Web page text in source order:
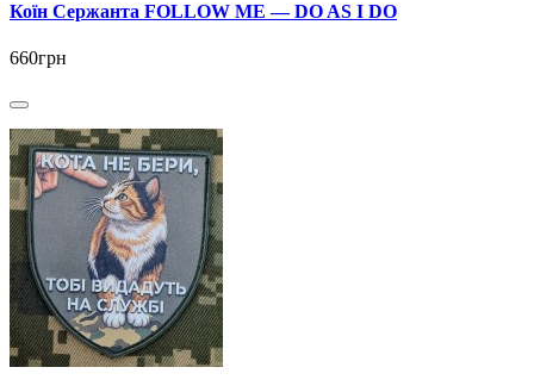
Коїн Сержанта FOLLOW ME — DO AS I DO
660грн